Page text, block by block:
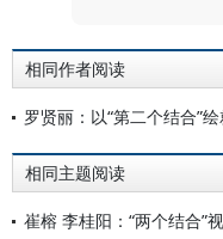
相同作者阅读
罗贤丽：以“第二个结合”
相同主题阅读
崔榕 李桂阳：“两个结合”